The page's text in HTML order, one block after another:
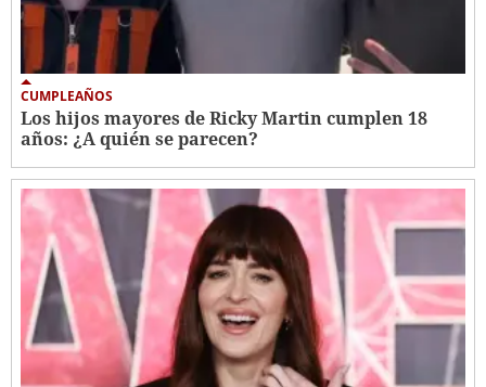
CUMPLEAÑOS
Los hijos mayores de Ricky Martin cumplen 18
años: ¿A quién se parecen?